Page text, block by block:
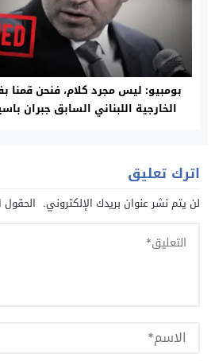
بومبيو: ليس مجرد كلام، فنحن قمنا
الخارجية اللبناني السابق جبران
اترك تعليق
لن يتم نشر عنوان بريدك الإلكتروني. الحقول